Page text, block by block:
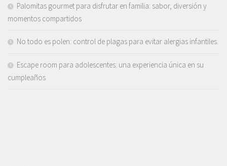
Palomitas gourmet para disfrutar en familia: sabor, diversión y
momentos compartidos
No todo es polen: control de plagas para evitar alergias infantiles.
Escape room para adolescentes: una experiencia única en su
cumpleaños